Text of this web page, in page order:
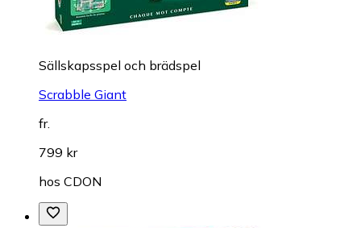
Sällskapsspel och brädspel
Scrabble Giant
fr.
799 kr
hos CDON